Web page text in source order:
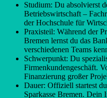
Studium: Du absolvierst
Betriebswirtschaft –
der Hochschule für
Praxisteil: Während der
Bremen lernst du das
verschiedenen Teams
Schwerpunkt: Du
Firmenkundengeschäft.
Finanzierung großer
Dauer: Offiziell startest
Sparkasse Bremen. Dein